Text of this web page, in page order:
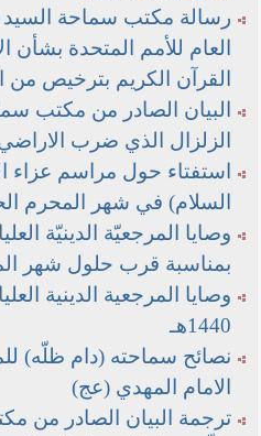
رسالة مكتب سماحة السيد
العام للأمم المتحدة
القرآن الكريم بترخيص
البيان الصادر من مكتب
الزلزال الذي ضرب
استفتاء حول مراسم عزاء
السلام) في شهر المحرم الحرام
وصايا المرجعيّة الدينيّة
بمناسبة قرب حلول شهر
وصايا المرجعية الدينية
1440هـ
نصائح سماحته (دام ظلّه)
الامام المهدي (عج)
ترجمة البيان الصادر من